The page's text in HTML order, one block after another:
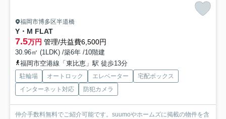
福岡市博多区半道橋
Y・M FLAT
7.5万円 管理/共益費6,500円
30.96㎡ (1LDK) /築6年 /10階建
福岡市空港線「東比恵」駅 徒歩13分
駐輪場 オートロック エレベーター
宅配ボックス
インターネット対応
防犯カメラ
仲介手数料無料でご紹介可能です。suumoやホームズに掲載の物件を含